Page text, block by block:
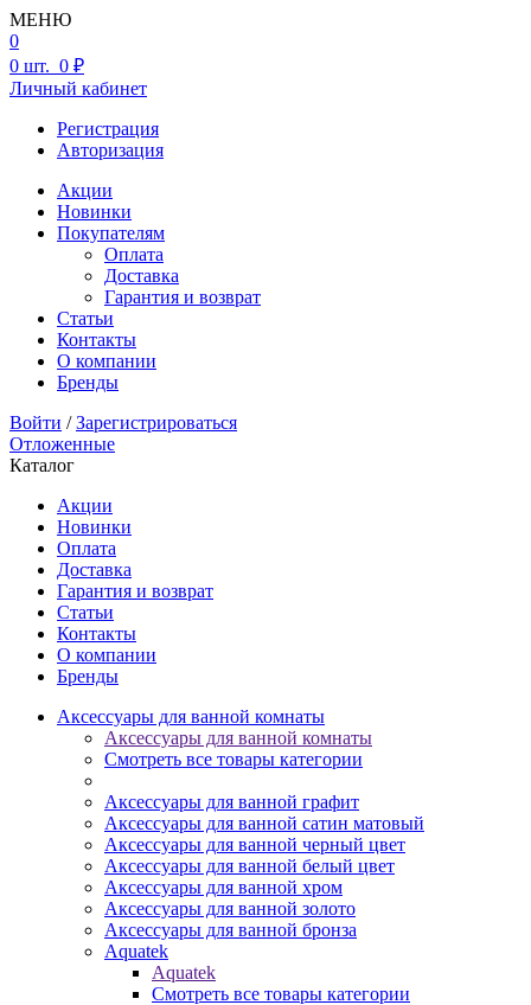
МЕНЮ
0
0 шт. 0 ₽
Личный кабинет
Регистрация
Авторизация
Акции
Новинки
Покупателям
Оплата
Доставка
Гарантия и возврат
Статьи
Контакты
О компании
Бренды
Войти /Зарегистрироваться
Отложенные
Каталог
Акции
Новинки
Оплата
Доставка
Гарантия и возврат
Статьи
Контакты
О компании
Бренды
Аксессуары для ванной комнаты
Аксессуары для ванной комнаты
Смотреть все товары категории
Аксессуары для ванной графит
Аксессуары для ванной сатин матовый
Аксессуары для ванной черный цвет
Аксессуары для ванной белый цвет
Аксессуары для ванной хром
Аксессуары для ванной золото
Аксессуары для ванной бронза
Aquatek
Aquatek
Смотреть все товары категории